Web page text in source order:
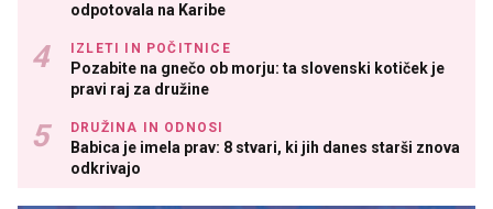
odpotovala na Karibe
IZLETI IN POČITNICE
Pozabite na gnečo ob morju: ta slovenski kotiček je
pravi raj za družine
DRUŽINA IN ODNOSI
Babica je imela prav: 8 stvari, ki jih danes starši znova
odkrivajo